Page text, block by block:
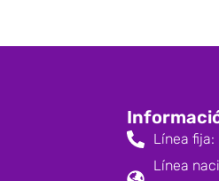
Línea fija:
Línea